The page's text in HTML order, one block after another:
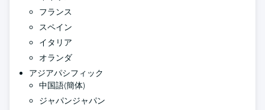
フランス
スペイン
イタリア
オランダ
アジアパシフィック
中国語(簡体)
ジャパンジャパン